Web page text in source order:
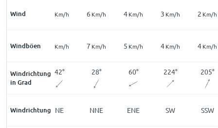
Wind
2 Km/h Km/h 6 Km/h 4Km/h 3 Km/h 2 Km/h
Windböen
4 Km/h Km/h 7 Km/h 5 Km/h 4Km/h 4Km/h
Windrichtung
in Grad
258° 42° 28° 60° 224° 205°
Windrichtung
WSW NE NNE ENE SW SSW